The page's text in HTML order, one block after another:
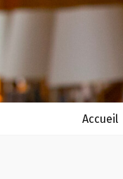
Accueil